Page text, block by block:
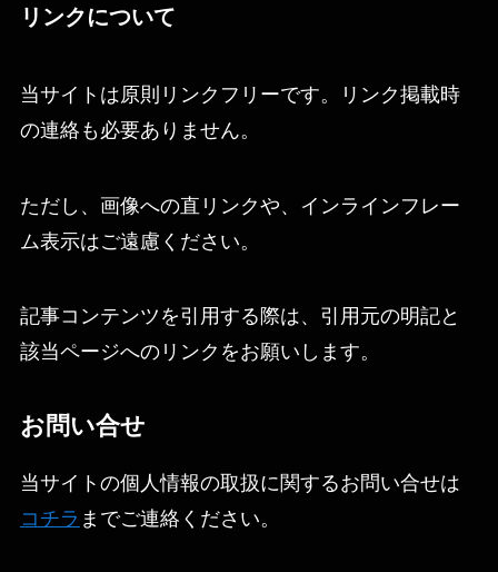
リンクについて
当サイトは原則リンクフリーです。リンク掲載時
の連絡も必要ありません。
ただし、画像への直リンクや、インラインフレー
ム表示はご遠慮ください。
記事コンテンツを引用する際は、引用元の明記と
該当ページへのリンクをお願いします。
お問い合せ
当サイトの個人情報の取扱に関するお問い合せは
コチラ までご連絡ください。